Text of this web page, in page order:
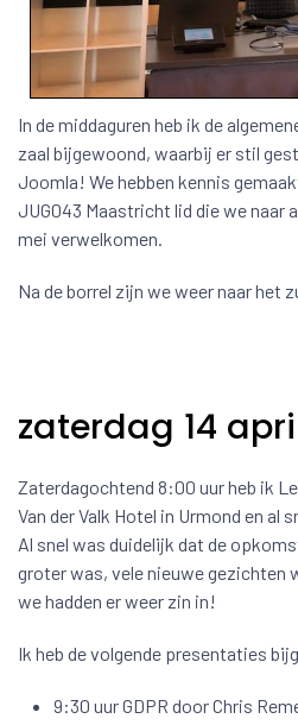
In de middaguren heb ik de
zaal bijgewoond, waarbij er stil
Joomla! We hebben kennis
JUG043 Maastricht lid die we naar
mei verwelkomen.
Na de borrel zijn we weer naar het
zaterdag 14
Zaterdagochtend 8:00 uur heb ik
Van der Valk Hotel in Urmond en al
Al snel was duidelijk dat de
groter was, vele nieuwe gezichten
we hadden er weer zin in!
Ik heb de volgende presentaties
9:30 uur GDPR door Chris